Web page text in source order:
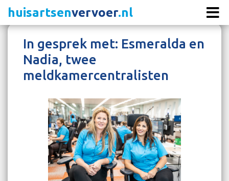
huisartsenvervoer.nl
In gesprek met: Esmeralda en
Nadia, twee
meldkamercentralisten